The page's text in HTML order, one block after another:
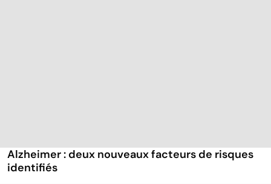
Alzheimer : deux nouveaux facteurs de risques
identifiés